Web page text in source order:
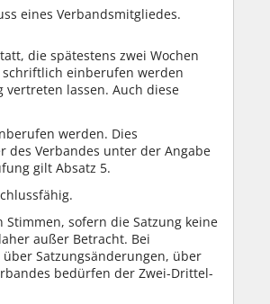
eines Verbandsmitgliedes.
die spätestens zwei Wochen
schriftlich einberufen werden
lassen. Auch diese
werden. Dies
des Verbandes unter der Angabe
gilt Absatz 5.
sofern die Satzung keine
außer Betracht. Bei
Satzungsänderungen, über
bedürfen der Zwei-Drittel-